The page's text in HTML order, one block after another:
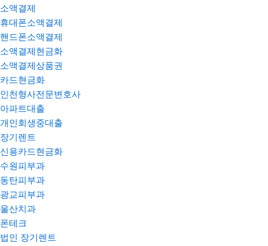
소액결제
휴대폰소액결제
핸드폰소액결제
소액결제현금화
소액결제상품권
카드현금화
인천형사전문변호사
아파트대출
개인회생중대출
장기렌트
신용카드현금화
수원피부과
동탄피부과
광교피부과
울산치과
폰테크
법인 장기렌트